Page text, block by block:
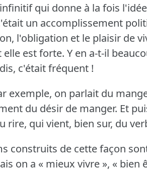
qui donne à la fois
un accomplissement
l'obligation et le plaisir de
elle est forte. Y en a-t-il
c'était fréquent !
exemple, on parlait du
du désir de manger. Et
rire, qui vient, bien sur, du
construits de cette façon
on a « mieux vivre », « bien